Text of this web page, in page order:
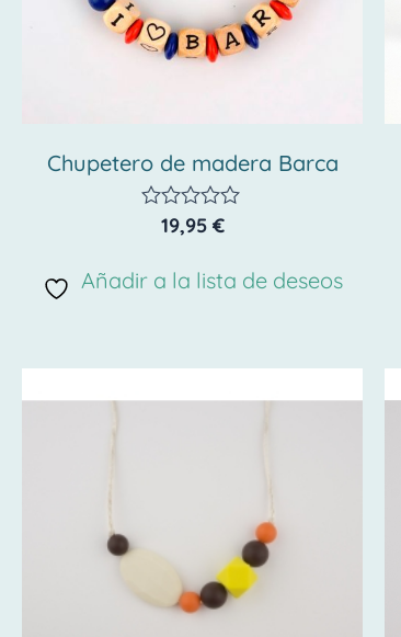
Chupetero de madera Barca
Valorado
de
19,95 €
Añadir a la lista de deseos